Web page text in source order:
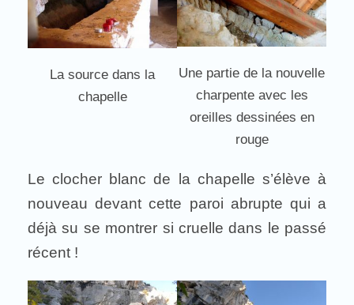
La source dans la
chapelle
Une partie de la nouvelle
charpente avec les
oreilles dessinées en
rouge
Le clocher blanc de la chapelle s’élève à
nouveau devant cette paroi abrupte qui a
déjà su se montrer si cruelle dans le passé
récent !